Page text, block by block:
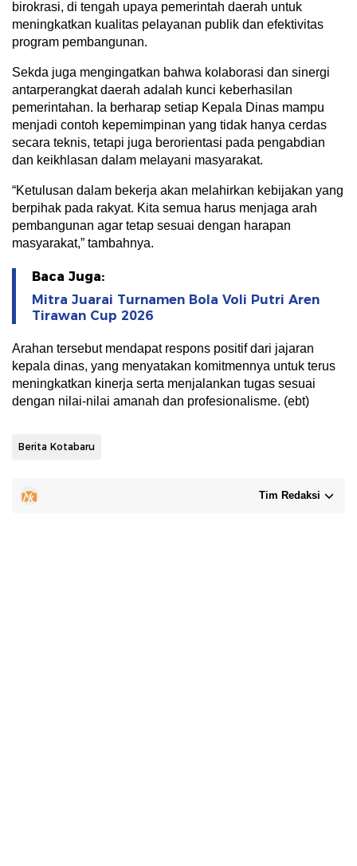
birokrasi, di tengah upaya pemerintah daerah untuk
meningkatkan kualitas pelayanan publik dan efektivitas
program pembangunan.
Sekda juga mengingatkan bahwa kolaborasi dan sinergi
antarperangkat daerah adalah kunci keberhasilan
pemerintahan. Ia berharap setiap Kepala Dinas mampu
menjadi contoh kepemimpinan yang tidak hanya cerdas
secara teknis, tetapi juga berorientasi pada pengabdian
dan keikhlasan dalam melayani masyarakat.
“Ketulusan dalam bekerja akan melahirkan kebijakan yang
berpihak pada rakyat. Kita semua harus menjaga arah
pembangunan agar tetap sesuai dengan harapan
masyarakat,” tambahnya.
Baca Juga:
Mitra Juarai Turnamen Bola Voli Putri Aren
Tirawan Cup 2026
Arahan tersebut mendapat respons positif dari jajaran
kepala dinas, yang menyatakan komitmennya untuk terus
meningkatkan kinerja serta menjalankan tugas sesuai
dengan nilai-nilai amanah dan profesionalisme. (ebt)
Berita Kotabaru
Tim Redaksi